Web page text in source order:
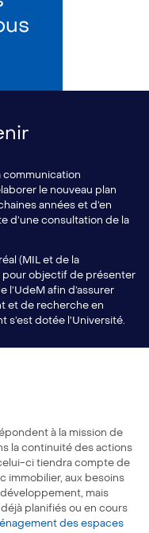
communication
le nouveau plan
années et d’en
d’une consultation de la
(MIL et de la
pour objectif de présenter
afin d’assurer
et de recherche en
s’est dotée l’Université.
à la mission de
la continuité des actions
ci tiendra compte de
immobilier, aux besoins
mais
planifiés ou en cours
des espaces